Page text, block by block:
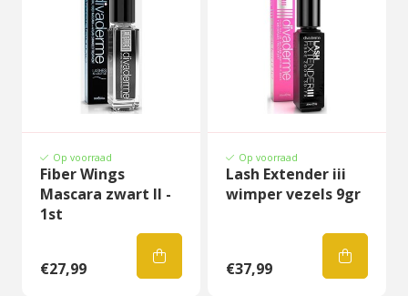
Op voorraad
Fiber Wings
Mascara zwart II -
1st
€27,99
Op voorraad
Lash Extender iii
wimper vezels 9gr
€37,99